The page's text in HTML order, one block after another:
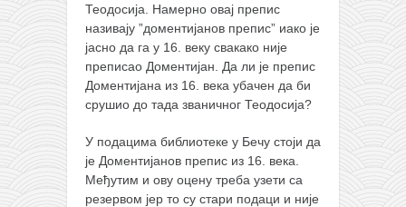
Теодосија. Намерно овај препис
називају ”доментијанов препис” иако је
јасно да га у 16. веку свакако није
преписао Доментијан. Да ли је препис
Доментијана из 16. века убачен да би
срушио до тада званичног Теодосија?
У подацима библиотеке у Бечу стоји да
је Доментијанов препис из 16. века.
Међутим и ову оцену треба узети са
резервом јер то су стари подаци и није